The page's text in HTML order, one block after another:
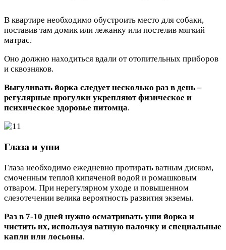
В квартире необходимо обустроить место для собаки,
поставив там домик или лежанку или постелив мягкий
матрас.
Оно должно находиться вдали от отопительных приборов
и сквозняков.
Выгуливать йорка следует несколько раз в день –
регулярные прогулки укрепляют физическое и
психическое здоровье питомца.
Глаза и уши
Глаза необходимо ежедневно протирать ватным диском,
смоченным теплой кипяченой водой и ромашковым
отваром. При нерегулярном уходе и повышенном
слезотечении велика вероятность развития экземы.
Раз в 7-10 дней нужно осматривать уши йорка и
чистить их, используя ватную палочку и специальные
капли или лосьоны.